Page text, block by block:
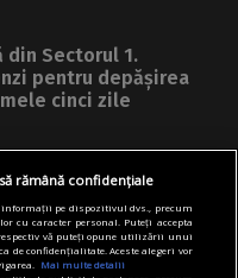
din Sectorul 1.
pentru depășirea
cinci zile
blocul distrus de
seismici vor fi
apartamentelor
rămână confidențiale
informații pe dispozitivul dvs., precum
cu caracter personal. Puteți accepta
vă puteți opune utilizării unui
de confidențialitate. Aceste alegeri vor
Mai multe detalii